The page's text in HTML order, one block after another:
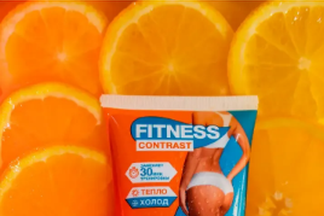
Туши
Корректоры
Маски
Муссы
Масла